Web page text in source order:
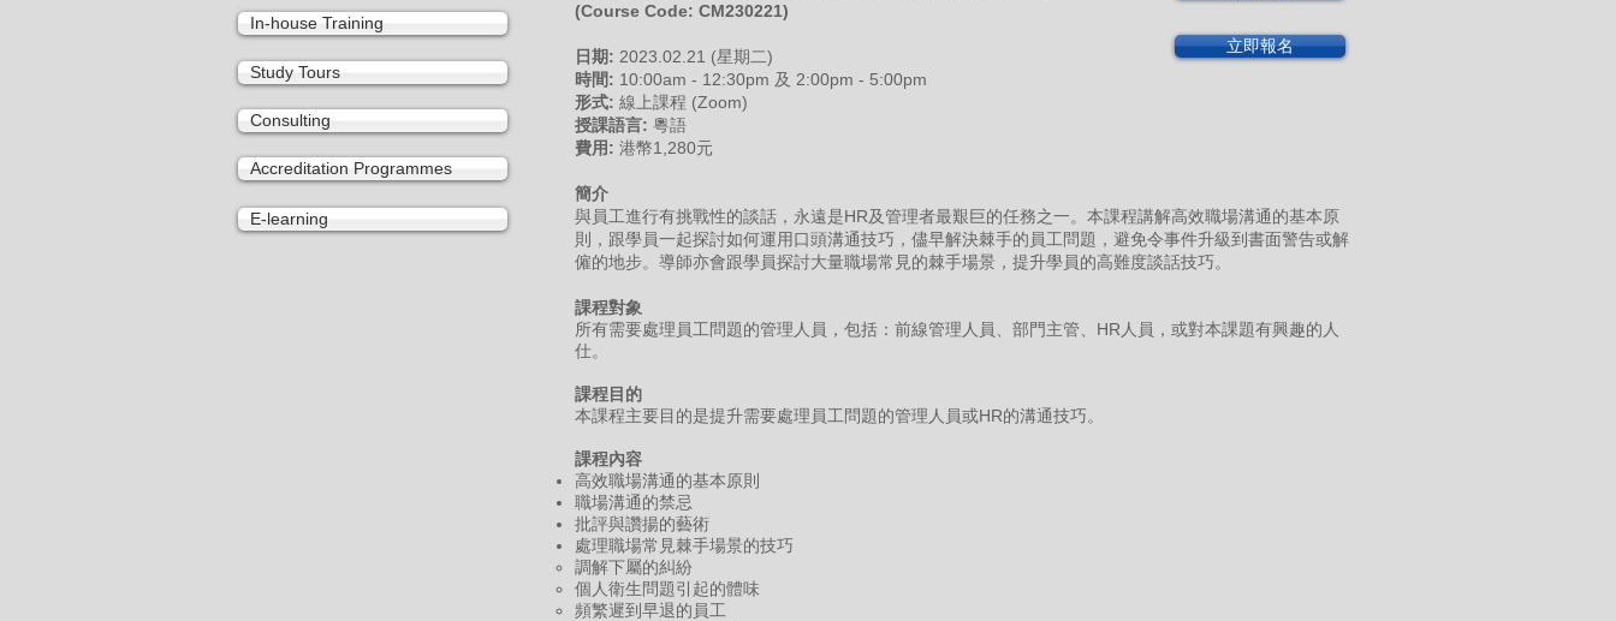
In-house Training
Study Tours
Consulting
Accreditation Programmes
E-learning
(Course Code: CM230221)
日期: 2023.02.21 (星期二)
時間: 10:00am - 12:30pm 及 2:00pm - 5:00pm
形式: 線上課程 (Zoom)
授課語言: 粵語
費用: 港幣1,280元
簡介
與員工進行有挑戰性的談話，永遠是HR及管理者最艱巨的任務之一。本課程講解高效職場溝通的基本原
則，跟學員一起探討如何運用口頭溝通技巧，儘早解決棘手的員工問題，避免令事件升級到書面警告或解
僱的地步。導師亦會跟學員探討大量職場常見的棘手場景，提升學員的高難度談話技巧。
課程對象
所有需要處理員工問題的管理人員，包括：前線管理人員、部門主管、HR人員，或對本課題有興趣的人
仕。
課程目的
本課程主要目的是提升需要處理員工問題的管理人員或HR的溝通技巧。
課程內容
高效職場溝通的基本原則
職場溝通的禁忌
批評與讚揚的藝術
處理職場常見棘手場景的技巧
調解下屬的糾紛
個人衛生問題引起的體味
頻繁遲到早退的員工
立即報名